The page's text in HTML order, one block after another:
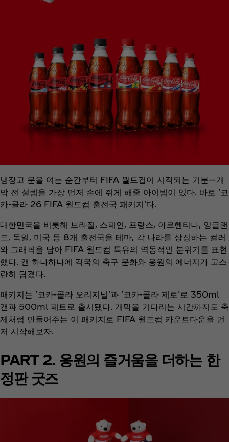
냉장고 문을 여는 순간부터 FIFA 월드컵이 시작되는 기분—개
막 전 설렘을 가장 먼저 손에 쥐게 해줄 아이템이 있다. 바로 '코
카-콜라 26 FIFA 월드컵 출전국 패키지'다.
대한민국을 비롯해 브라질, 스페인, 프랑스, 아르헨티나, 잉글랜
드, 독일, 미국 등 8개 출전국을 테마, 각 나라를 상징하는 컬러
와 그래픽을 담아 FIFA 월드컵 특유의 역동적인 분위기를 표현
했다. 캔 하나하나에 각국의 축구 문화와 응원의 에너지가 고스
란히 담겼다.
패키지는 '코카-콜라 오리지널'과 '코카-콜라 제로'로 350ml
캔과 500ml 페트로 출시됐다. 개막을 기다리는 시간까지도 축
제처럼 만들어주는 이 패키지로 FIFA 월드컵 카운트다운을 먼
저 시작해보자.
PART 2. 응원의 즐거움을 더하는 한
정판 굿즈